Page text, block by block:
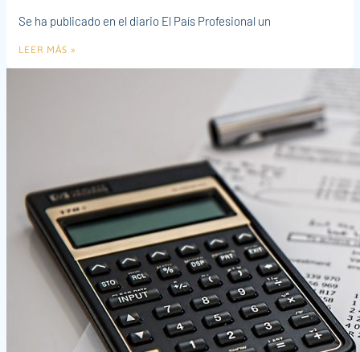
Se ha publicado en el diario El País Profesional un
LEER MÁS »